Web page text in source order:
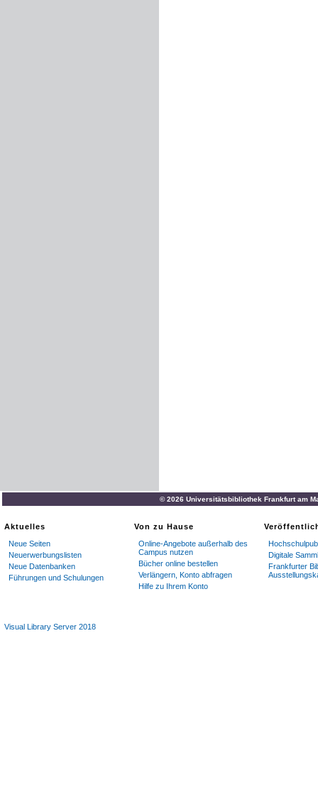
© 2026 Universitätsbibliothek Frankfurt am
Aktuelles
Neue Seiten
Neuerwerbungslisten
Neue Datenbanken
Führungen und Schulungen
Von zu Hause
Online-Angebote außerhalb des
Campus nutzen
Bücher online bestellen
Verlängern, Konto abfragen
Hilfe zu Ihrem Konto
Digitale
Frankfurter
Visual Library Server 2018